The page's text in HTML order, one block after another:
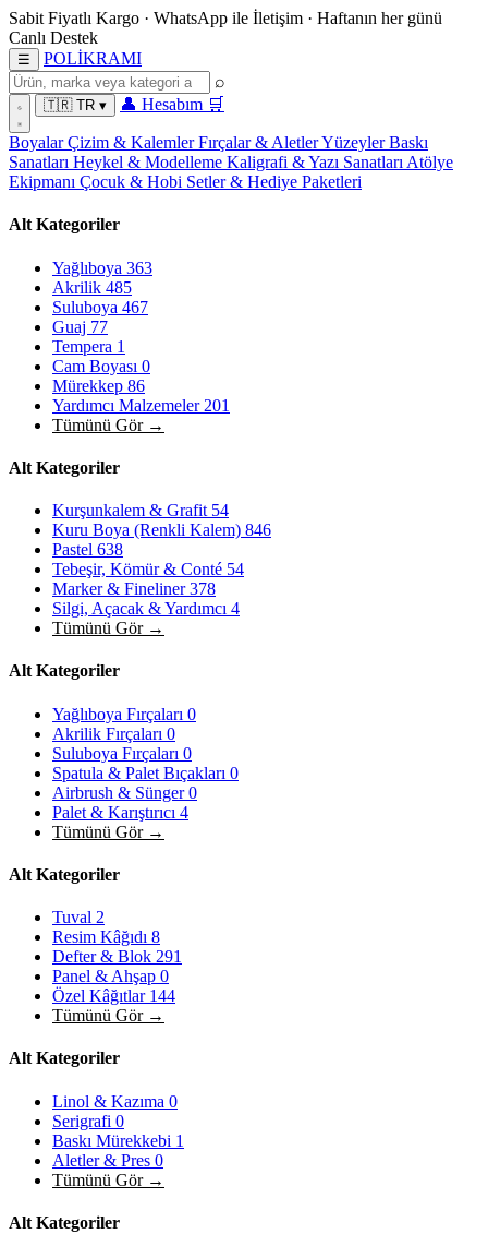
Sabit Fiyatlı Kargo · WhatsApp ile İletişim · Haftanın her günü
Canlı Destek
☰ POLİKRAMI
⌕
🇹🇷 TR ▾ 👤 Hesabım 🛒
BoyalarÇizim & KalemlerFırçalar & AletlerYüzeylerBaskı
Sanatları Heykel & Modelleme Kaligrafi & Yazı Sanatları Atölye
Ekipmanı Çocuk & Hobi Setler & Hediye Paketleri
Alt Kategoriler
Yağlıboya 363
Akrilik 485
Suluboya 467
Guaj 77
Tempera 1
Cam Boyası 0
Mürekkep 86
Yardımcı Malzemeler 201
Tümünü Gör →
Alt Kategoriler
Kurşunkalem & Grafit 54
Kuru Boya (Renkli Kalem) 846
Pastel 638
Tebeşir, Kömür & Conté 54
Marker & Fineliner378
Silgi, Açacak & Yardımcı 4
Tümünü Gör →
Alt Kategoriler
Yağlıboya Fırçaları 0
Akrilik Fırçaları 0
Suluboya Fırçaları 0
Spatula & Palet Bıçakları 0
Airbrush & Sünger0
Palet & Karıştırıcı 4
Tümünü Gör →
Alt Kategoriler
Tuval 2
Resim Kâğıdı 8
Defter & Blok 291
Panel & Ahşap 0
Özel Kâğıtlar 144
Tümünü Gör →
Alt Kategoriler
Linol & Kazıma 0
Serigrafi 0
Baskı Mürekkebi 1
Aletler & Pres 0
Tümünü Gör →
Alt Kategoriler